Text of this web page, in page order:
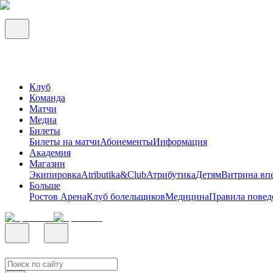
Клуб
Команда
Матчи
Медиа
Билеты
Билеты на матчиАбонементыИнформация
Академия
Магазин
ЭкипировкаAtributika&ClubАтрибутикаДетямВитрина
Больше
Ростов АренаКлуб болельщиковМедицинаПравила